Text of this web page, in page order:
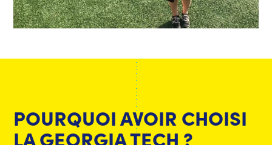
POURQUOI AVOIR CHOISI
LA GEORGIA TECH ?